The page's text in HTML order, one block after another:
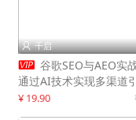
 千启
 谷歌SEO与AEO实
通过AI技术实现多渠道
现网站流量增长300%
¥ 19.90